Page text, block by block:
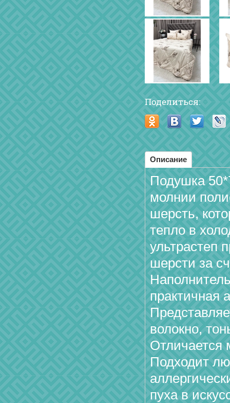
Поделиться:
Описание
Подушка
молнии
шерсть,
тепло в
ультрастеп
шерсти за
практичная
волокно,
Отличается
Подходит
пуха в